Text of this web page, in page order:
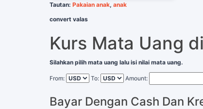
Tautan: Pakaian anak, anak
convert valas
Kurs Mata Uang
Silahkan pilih mata uang lalu isi nilai mata uang.
From: To: Amount:
Bayar Dengan Cash Dan